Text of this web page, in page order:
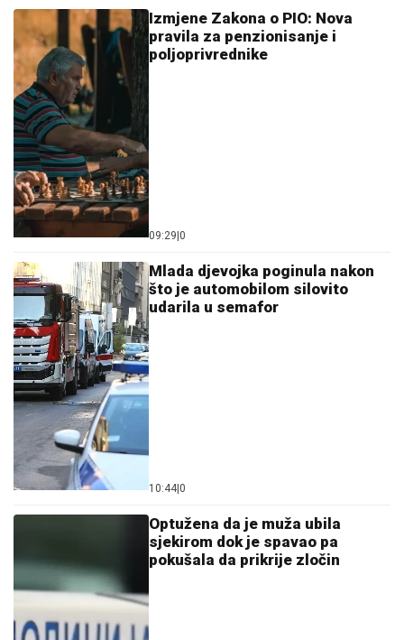
Izmjene Zakona o PIO: Nova
pravila za penzionisanje i
poljoprivrednike
09:29 0
Mlada djevojka poginula nakon
što je automobilom silovito
udarila u semafor
10:44 0
Optužena da je muža ubila
sjekirom dok je spavao pa
pokušala da prikrije zločin